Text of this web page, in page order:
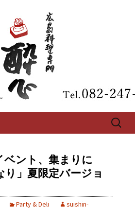
広島料理専門【酔
検
ベント、集まりに
り」夏限定バージョ
Party & Deli
suishin-